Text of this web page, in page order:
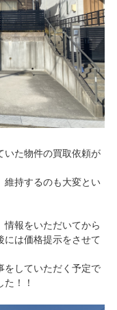
いた物件の買取依頼が
維持するのも大変とい
情報をいただいてから
には価格提示をさせて
をしていただく予定で
！！